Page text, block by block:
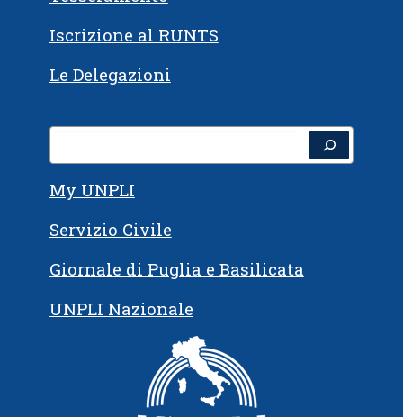
Iscrizione al RUNTS
Le Delegazioni
My UNPLI
Servizio Civile
Giornale di Puglia e Basilicata
UNPLI Nazionale